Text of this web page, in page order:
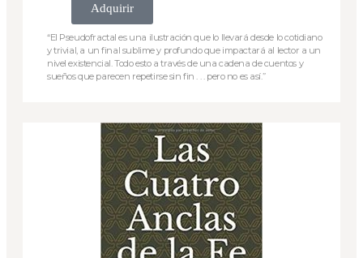
Adquirir
“El Pseudofractal es una ilustración que lo llevará desde lo cotidiano
y trivial, a un final sublime y profundo que impactará al lector a un
nivel existencial. Todo esto a través de una cadena de cuentos y
sueños que parecen repetirse sin fin . . . pero no es así.”